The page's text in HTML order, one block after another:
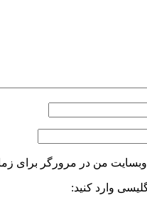
وبسایت من در مرورگر برای
وارد کنید: